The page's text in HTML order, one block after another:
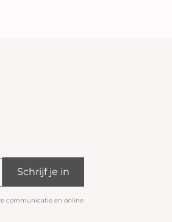
communicatie en online
Schrijf je in